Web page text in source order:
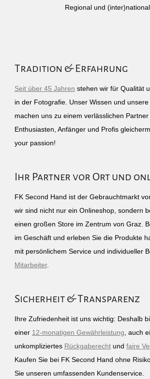
Regional und
Tradition & Erfahrung
Seit über 45 Jahren stehen wir für Qualität
in der Fotografie. Unser Wissen und
machen uns zu einem verlässlichen
Enthusiasten, Anfänger und Profis
your passion!
Ihr Partner vor Ort und
FK Second Hand ist der Gebrauchtmarkt
wir sind nicht nur ein Onlineshop, sondern
einen großen Store im Zentrum von Graz.
im Geschäft und erleben Sie die Produkte
mit persönlichem Service und individueller
Mitarbeiter.
Sicherheit & Transparenz
Ihre Zufriedenheit ist uns wichtig: Deshalb
einer 12-monatigen Gewährleistung, auch
unkompliziertes Rückgaberecht und faire
Kaufen Sie bei FK Second Hand ohne
Sie unseren umfassenden Kundenservice.